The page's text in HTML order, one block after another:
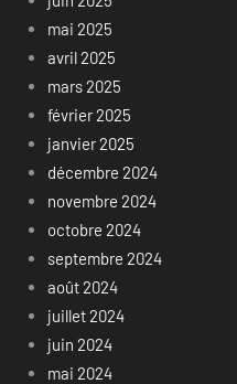
mai 2025
avril 2025
mars 2025
février 2025
janvier 2025
décembre 2024
novembre 2024
octobre 2024
septembre 2024
août 2024
juillet 2024
juin 2024
mai 2024